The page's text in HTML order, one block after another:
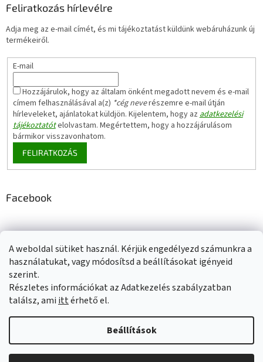
A weboldal sütiket használ. Kérjük engedélyezd számunkra a
használatukat, vagy módosítsd a beállításokat igényeid
szerint.
Részletes információkat az Adatkezelés szabályzatban
találsz, ami ittérhető el.
Beállítások
Feliratkozás hírlevélre
Adja meg az e-mail címét, és mi tájékoztatást küldünk webáruházunk új
termékeiről.
E-mail
Hozzájárulok, hogy az általam önként megadott nevem és e-mail
címem felhasználásával a(z) *cég neverészemre e-mail útján
hírleveleket, ajánlatokat küldjön. Kijelentem, hogy az adatkezelési
tájékoztatótelolvastam. Megértettem, hogy a hozzájárulásom
bármikor visszavonhatom.
FELIRATKOZÁS
Facebook
Adatkezelési tájékoztató Elérhetőségeink Impresszum
Üzleti feltételek (ÁSZF) Jótállási tájékoztató
Shoptet készítette